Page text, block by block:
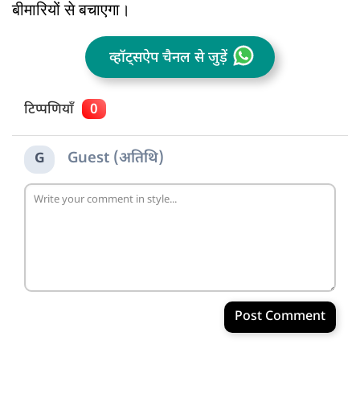
बीमारियों से बचाएगा।
व्हॉट्सऐप चैनल से जुड़ें
टिप्पणियाँ 0
G Guest (अतिथि)
Post Comment